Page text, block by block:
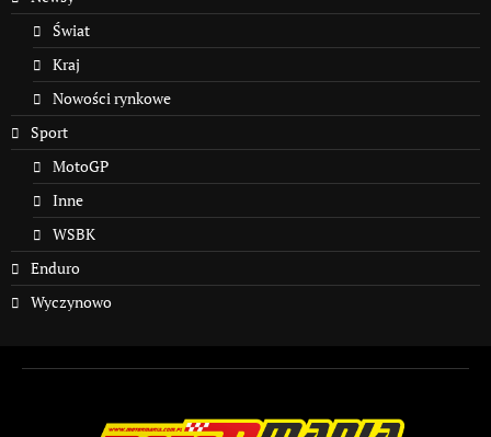
Świat
Kraj
Nowości rynkowe
Sport
MotoGP
Inne
WSBK
Enduro
Wyczynowo